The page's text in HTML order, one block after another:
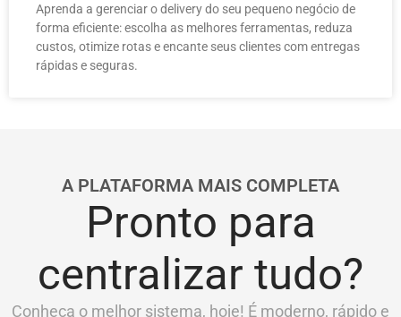
Aprenda a gerenciar o delivery do seu pequeno negócio de
forma eficiente: escolha as melhores ferramentas, reduza
custos, otimize rotas e encante seus clientes com entregas
rápidas e seguras.
A PLATAFORMA MAIS COMPLETA
Pronto para
centralizar tudo?
Conheça o melhor sistema, hoje! É moderno, rápido e